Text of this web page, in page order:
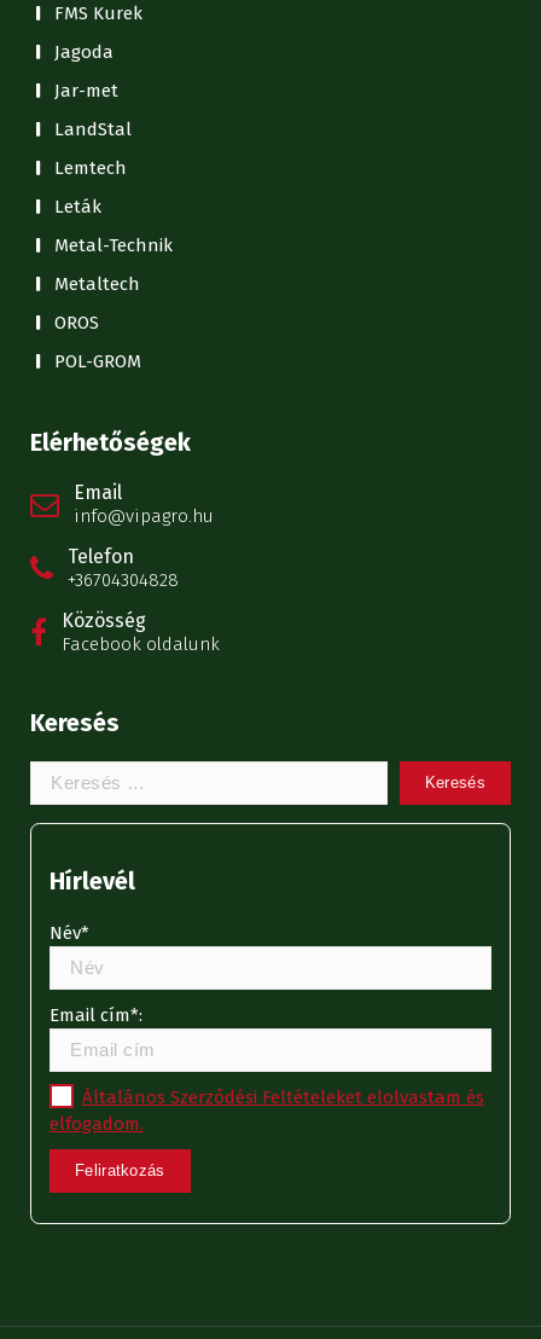
FMS Kurek
Jagoda
Jar-met
LandStal
Lemtech
Leták
Metal-Technik
Metaltech
OROS
POL-GROM
Elérhetőségek
Email
info@vipagro.hu
Telefon
+36704304828
Közösség
Facebook oldalunk
Keresés
Keresem:
Hírlevél
Név*
Email cím*:
Általános Szerződési Feltételeket elolvastam és
elfogadom.